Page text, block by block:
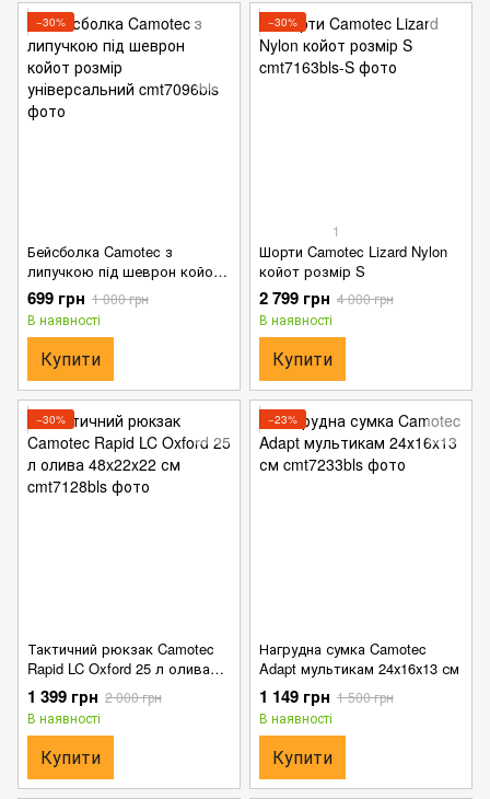
−30%
Бейсболка Camotec з
липучкою під шеврон койот
розмір універсальний
699 грн 1 000 грн
В наявності
Купити
−30%
1
Шорти Camotec Lizard Nylon
койот розмір S
2 799 грн 4 000 грн
В наявності
Купити
−30%
Тактичний рюкзак Camotec
Rapid LC Oxford 25 л олива
48x22x22 см
1 399 грн 2 000 грн
В наявності
Купити
−23%
Нагрудна сумка Camotec
Adapt мультикам 24х16х13 см
1 149 грн 1 500 грн
В наявності
Купити